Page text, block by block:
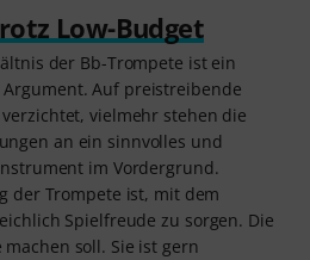
Low-Budget
der Bb-Trompete ist ein
Auf preistreibende
vielmehr stehen die
an ein sinnvolles und
im Vordergrund.
der Trompete ist, mit dem
Spielfreude zu sorgen. Die
soll. Sie ist gern